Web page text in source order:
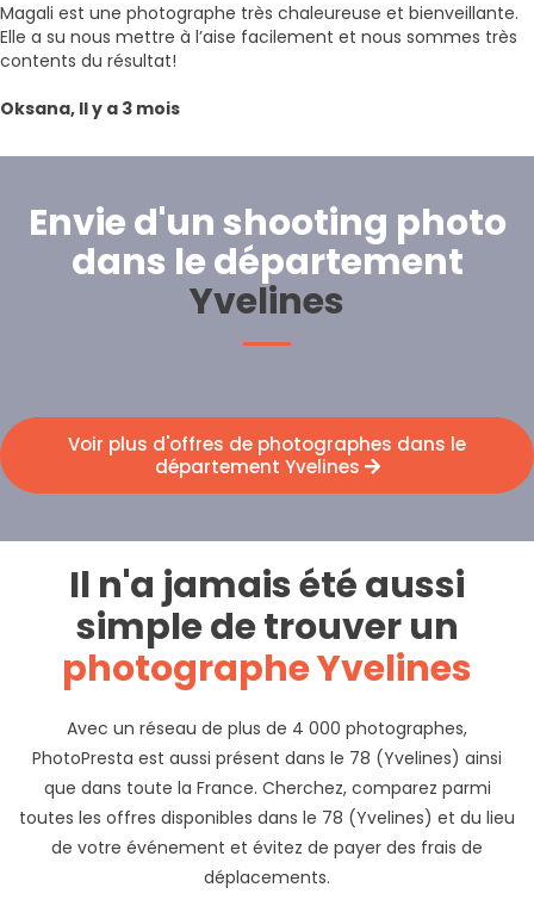
Magali est une photographe très chaleureuse et bienveillante.
Elle a su nous mettre à l’aise facilement et nous sommes très
contents du résultat!
Oksana, Il y a 3 mois
Envie d'un shooting photo
dans le département
Yvelines
Voir plus d'offres de photographes dans le
département Yvelines
Il n'a jamais été aussi
simple de trouver un
photographe Yvelines
Avec un réseau de plus de 4 000 photographes,
PhotoPresta est aussi présent dans le 78 (Yvelines) ainsi
que dans toute la France. Cherchez, comparez parmi
toutes les offres disponibles dans le 78 (Yvelines) et du lieu
de votre événement et évitez de payer des frais de
déplacements.